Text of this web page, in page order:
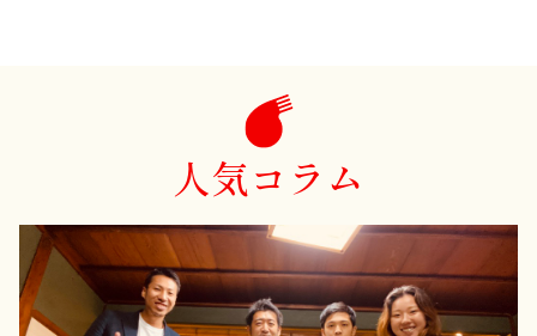
人気コラム